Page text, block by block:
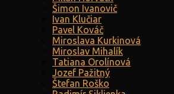
Šimon Ivanovič
Ivan Klučiar
Pavel Kováč
Miroslava Kurkinová
Miroslav Mihalík
Tatiana Orolínová
Jozef Pažitný
Štefan Roško